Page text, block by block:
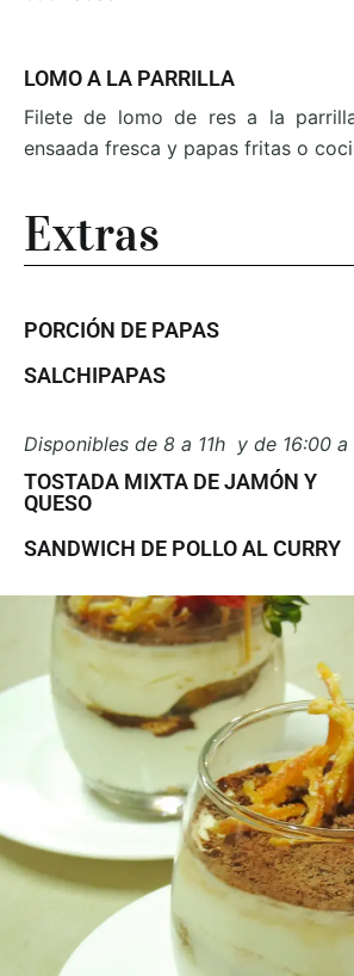
LOMO A LA PARRILLA
Filete de lomo de res a la
ensaada fresca y papas fritas o
Extras
PORCIÓN DE PAPAS
SALCHIPAPAS
Disponibles de 8 a 11h y de 16:00 a
TOSTADA MIXTA DE JAMÓN Y
QUESO
SANDWICH DE POLLO AL CURRY